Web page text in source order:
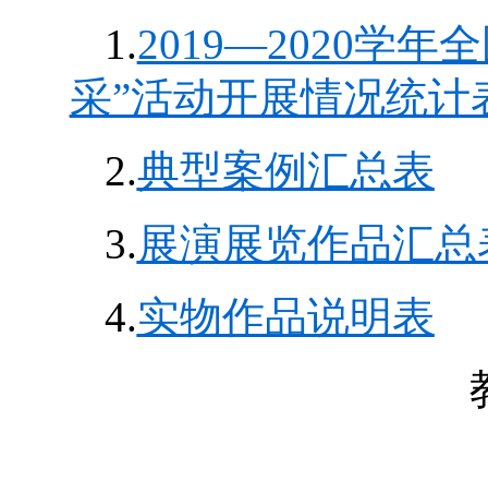
1.2019—2020学年
采”活动开展情况统计
2.典型案例汇总表
3.展演展览作品汇总
4.实物作品说明表